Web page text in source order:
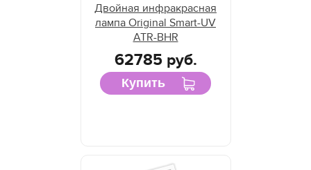
Двойная инфракрасная
лампа Original Smart-UV
ATR-BHR
62785 руб.
Купить